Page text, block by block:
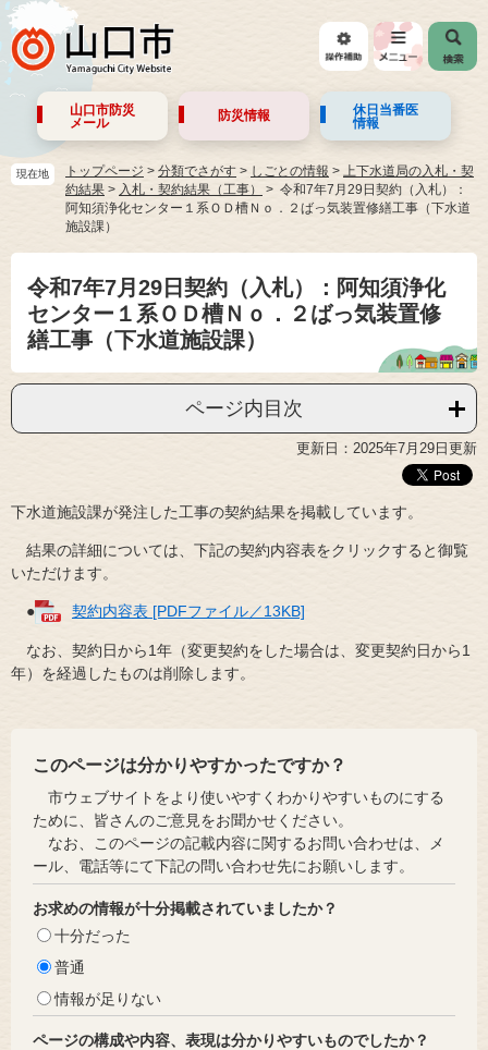
山口市防災
メール
防災情報
休日当番医
情報
現在地 トップページ > 分類でさがす > しごとの情報 >
上下水道局の入札・契
約結果 > 入札・契約結果（工事）
令和7年7月29日契約（入札）：
阿知須浄化センター１系ＯＤ槽Ｎｏ．２ばっ気装置修繕工事（下水道
施設課）
令和7年7月29日契約（入札）：阿知須浄化
センター１系ＯＤ槽Ｎｏ．２ばっ気装置修
繕工事（下水道施設課）
ページ内目次
更新日：2025年7月29日更新
下水道施設課が発注した工事の契約結果を掲載しています。
結果の詳細については、下記の契約内容表をクリックすると御覧
いただけます。
● 契約内容表 [PDFファイル／13KB]
なお、契約日から1年（変更契約をした場合は、変更契約日から1
年）を経過したものは削除します。
このページは分かりやすかったですか？
市ウェブサイトをより使いやすくわかりやすいものにする
ために、皆さんのご意見をお聞かせください。
なお、このページの記載内容に関するお問い合わせは、メ
ール、電話等にて下記の問い合わせ先にお願いします。
お求めの情報が十分掲載されていましたか？
十分だった
普通
情報が足りない
ページの構成や内容、表現は分かりやすいものでしたか？